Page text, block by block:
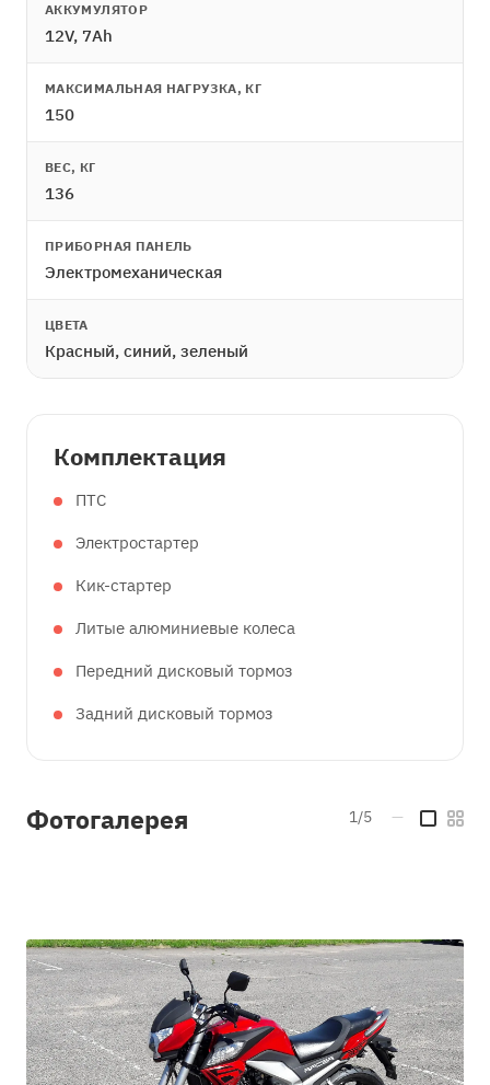
АККУМУЛЯТОР
12V, 7Ah
МАКСИМАЛЬНАЯ НАГРУЗКА, КГ
150
ВЕС, КГ
136
ПРИБОРНАЯ ПАНЕЛЬ
Электромеханическая
ЦВЕТА
Красный, синий, зеленый
Комплектация
ПТС
Электростартер
Кик-стартер
Литые алюминиевые колеса
Передний дисковый тормоз
Задний дисковый тормоз
Фотогалерея 1/5 —